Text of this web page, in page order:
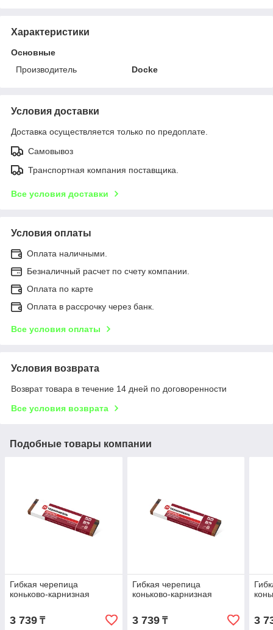
Характеристики
Основные
Производитель
Docke
Условия доставки
Доставка осуществляется только по предоплате.
Самовывоз
Транспортная компания поставщика.
Все условия доставки
Условия оплаты
Оплата наличными.
Безналичный расчет по счету компании.
Оплата по карте
Оплата в рассрочку через банк.
Все условия оплаты
Условия возврата
Возврат товара в течение 14 дней по договоренности
Все условия возврата
Подобные товары компании
Гибкая черепица
коньково-карнизная
3 739 ₸
Гибкая черепица
коньково-карнизная
3 739₸ 3